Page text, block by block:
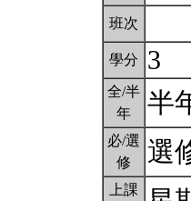
班次
學分 3
全/半
年
半
必/選
修
選
上課